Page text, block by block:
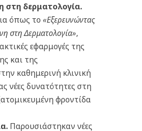
στη δερματολογία.
όπως το «Εξερευνώντας
στη Δερματολογία»,
εφαρμογές της
και της
καθημερινή κλινική
νέες δυνατότητες στη
φροντίδα
Παρουσιάστηκαν νέες